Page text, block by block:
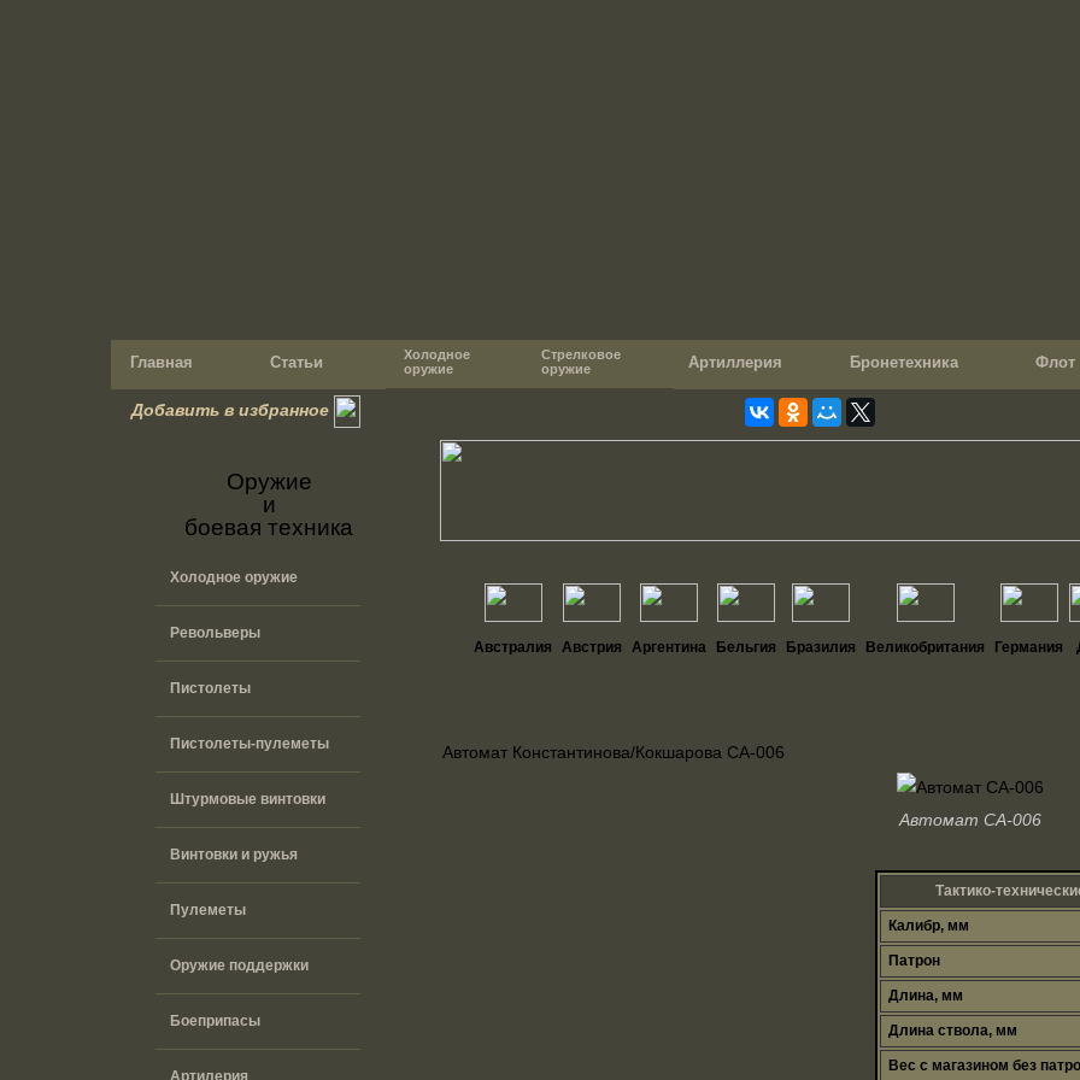
Главная Статьи
Холодное
оружие
Стрелковое
оружие
Артиллерия Бронетехника Флот
Добавить в избранное
Оружие
и
боевая техника
Холодное оружие
Револьверы
Пистолеты
Пистолеты-пулеметы
Штурмовые винтовки
Винтовки и ружья
Пулеметы
Оружие поддержки
Боеприпасы
Артилерия
Австралия Австрия Аргентина Бельгия Бразилия Великобритания Германия
Автомат Константинова/Кокшарова СА-006
Автомат СА-006
Тактико-
Калибр, мм
Патрон
Длина, мм
Длина ствола, мм
Вес с магазином без